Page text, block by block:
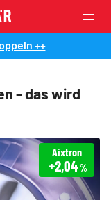
++
- das wird
Aixtron
+2,04%